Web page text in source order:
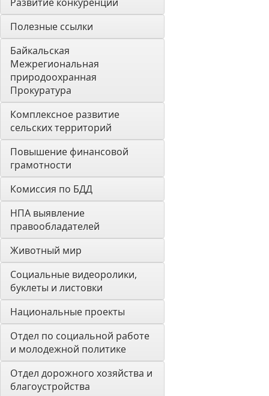
Полезные ссылки
Байкальская
Межрегиональная
природоохранная
Прокуратура
Комплексное развитие
сельских территорий
Повышение финансовой
грамотности
Комиссия по БДД
НПА выявление
правообладателей
Животный мир
Социальные видеоролики,
буклеты и листовки
Национальные проекты
Отдел по социальной работе
и молодежной политике
Отдел дорожного хозяйства и
благоустройства